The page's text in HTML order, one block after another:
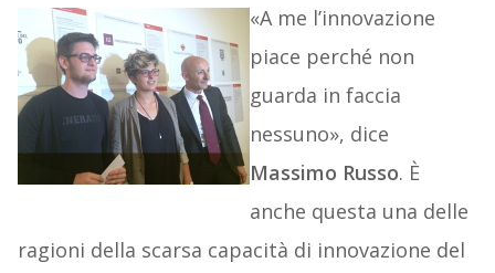
«A me l’innovazione
piace perché non
guarda in faccia
nessuno», dice
Massimo Russo. È
anche questa una delle
ragioni della scarsa capacità di innovazione del